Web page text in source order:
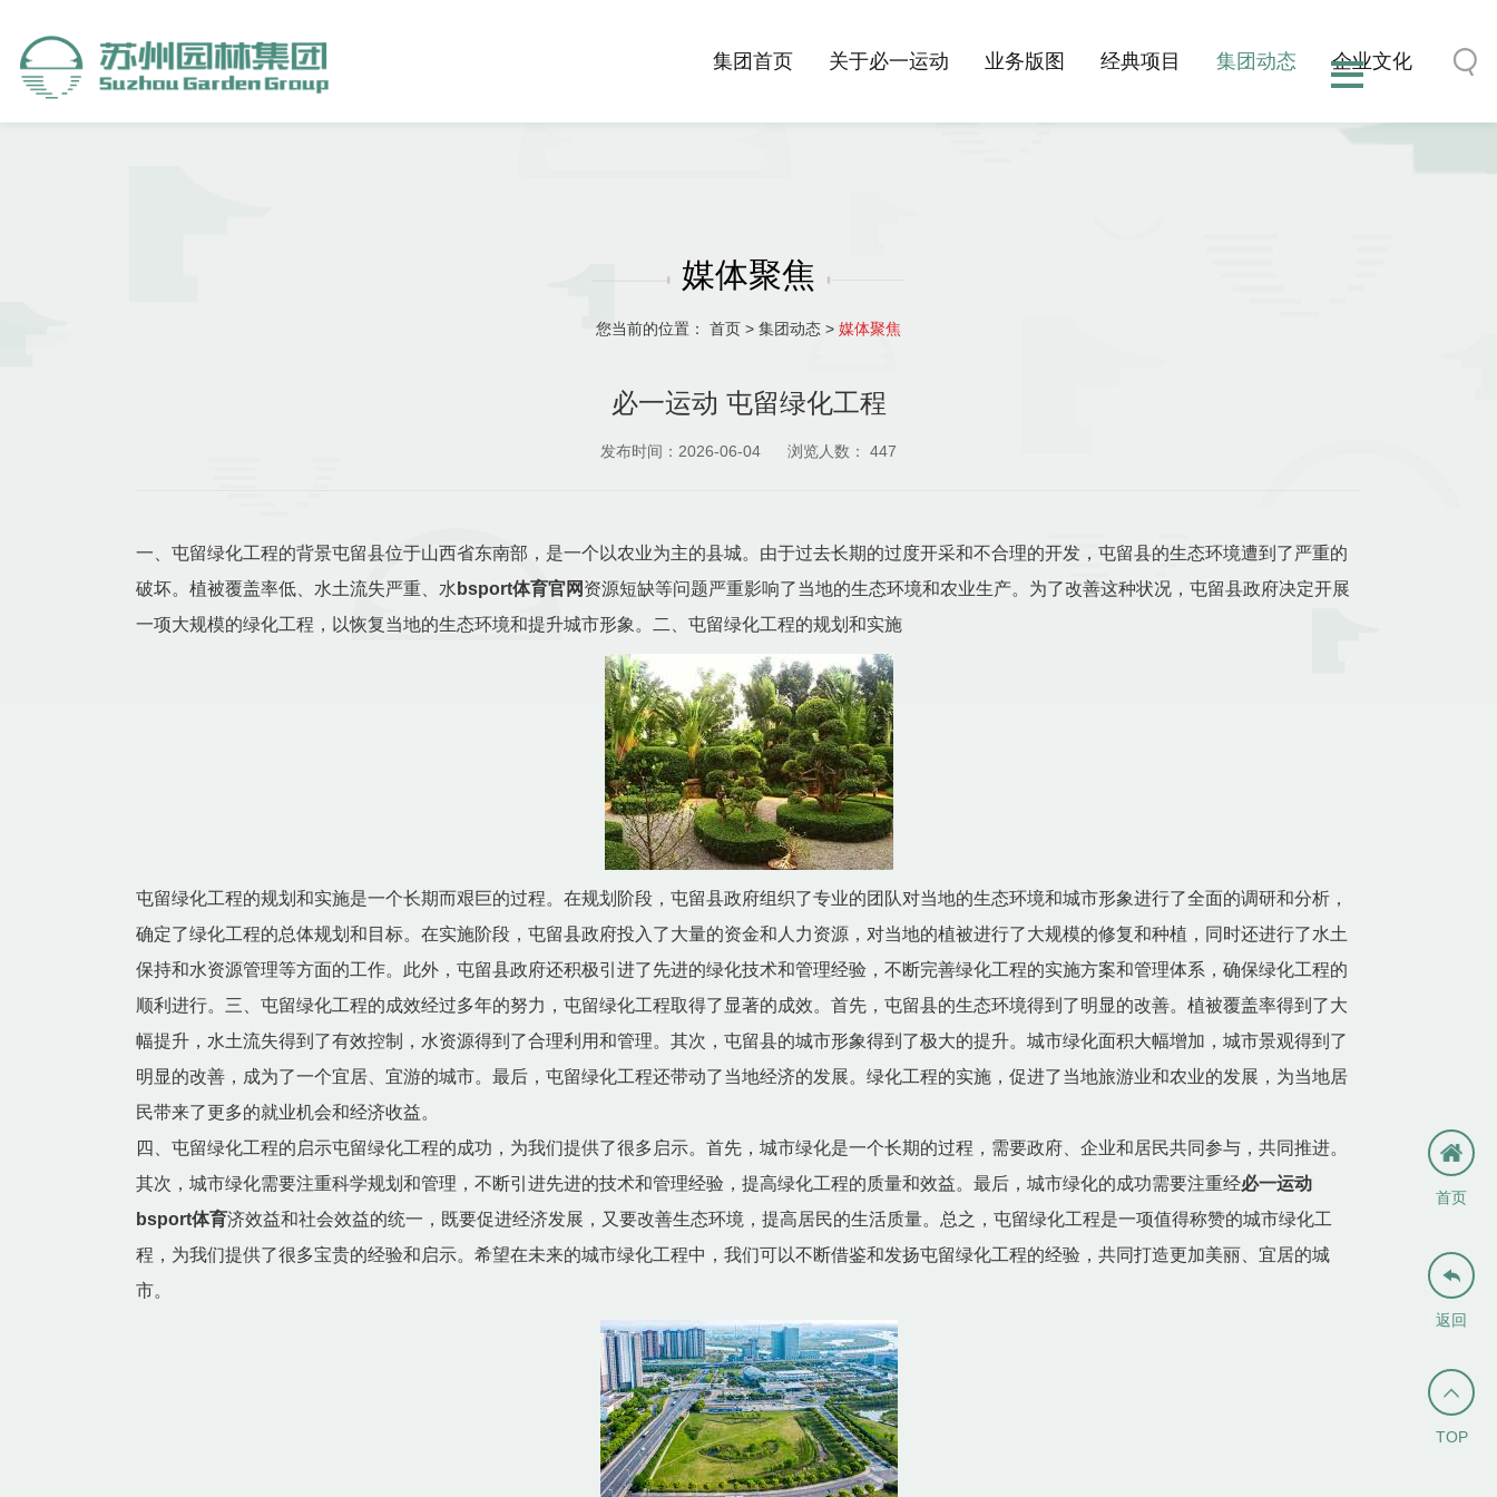
集团首页 关于必一运动 业务版图 经典项目 集团动态 企业文化
媒体聚焦
您当前的位置： 首页 > 集团动态 > 媒体聚焦
必一运动 屯留绿化工程
发布时间：2026-06-04 浏览人数： 447
一、屯留绿化工程的背景屯留县位于山西省东南部，是一个以农业为主的县城。由于过去长期的过度开采和不合理的开发，屯留县的生态环境遭到了严重的
破坏。植被覆盖率低、水土流失严重、水 bsport体育官网 资源短缺等问题严重影响了当地的生态环境和农业生产。为了改善这种状况，屯留县政府决定开展
一项大规模的绿化工程，以恢复当地的生态环境和提升城市形象。二、屯留绿化工程的规划和实施
屯留绿化工程的规划和实施是一个长期而艰巨的过程。在规划阶段，屯留县政府组织了专业的团队对当地的生态环境和城市形象进行了全面的调研和分析，
确定了绿化工程的总体规划和目标。在实施阶段，屯留县政府投入了大量的资金和人力资源，对当地的植被进行了大规模的修复和种植，同时还进行了水土
保持和水资源管理等方面的工作。此外，屯留县政府还积极引进了先进的绿化技术和管理经验，不断完善绿化工程的实施方案和管理体系，确保绿化工程的
顺利进行。三、屯留绿化工程的成效经过多年的努力，屯留绿化工程取得了显著的成效。首先，屯留县的生态环境得到了明显的改善。植被覆盖率得到了大
幅提升，水土流失得到了有效控制，水资源得到了合理利用和管理。其次，屯留县的城市形象得到了极大的提升。城市绿化面积大幅增加，城市景观得到了
明显的改善，成为了一个宜居、宜游的城市。最后，屯留绿化工程还带动了当地经济的发展。绿化工程的实施，促进了当地旅游业和农业的发展，为当地居
民带来了更多的就业机会和经济收益。
四、屯留绿化工程的启示屯留绿化工程的成功，为我们提供了很多启示。首先，城市绿化是一个长期的过程，需要政府、企业和居民共同参与，共同推进。
其次，城市绿化需要注重科学规划和管理，不断引进先进的技术和管理经验，提高绿化工程的质量和效益。最后，城市绿化的成功需要注重经必一运动
bsport体育济效益和社会效益的统一，既要促进经济发展，又要改善生态环境，提高居民的生活质量。总之，屯留绿化工程是一项值得称赞的城市绿化工
程，为我们提供了很多宝贵的经验和启示。希望在未来的城市绿化工程中，我们可以不断借鉴和发扬屯留绿化工程的经验，共同打造更加美丽、宜居的城
市。
首页

TOP

返回